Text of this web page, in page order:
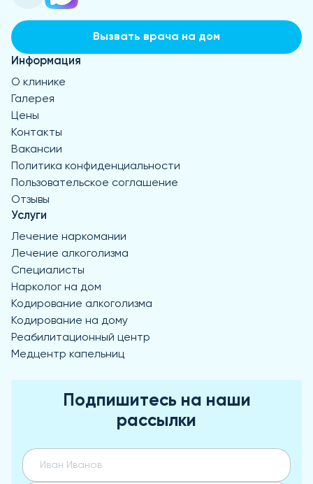
Вызвать врача на дом
Информация
О клинике
Галерея
Цены
Контакты
Вакансии
Политика конфиденциальности
Пользовательское соглашение
Отзывы
Услуги
Лечение наркомании
Лечение алкоголизма
Специалисты
Нарколог на дом
Кодирование алкоголизма
Кодирование на дому
Реабилитационный центр
Медцентр капельниц
Подпишитесь на наши
рассылки